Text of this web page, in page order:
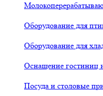
Оборудование для
Оборудование для
Оснащение гостиниц
Посуда и столовые